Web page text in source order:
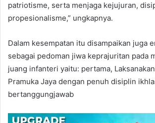
patriotisme, serta menjaga kejujuran,
propesionalisme,” ungkapnya.
Dalam kesempatan itu disampaikan juga
sebagai pedoman jiwa keprajuritan pada
juang infanteri yaitu: pertama,
Pramuka Jaya dengan penuh disiplin
bertanggungjawab